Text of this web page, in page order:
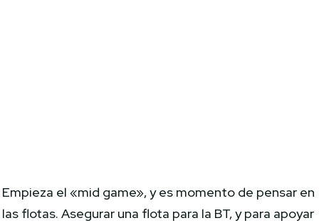
Empieza el «mid game», y es momento de pensar en
las flotas. Asegurar una flota para la BT, y para apoyar